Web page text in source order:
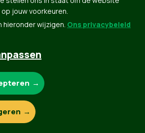
jouw voorkeuren.
hieronder wijzigen. Ons privacybeleid
cookies: